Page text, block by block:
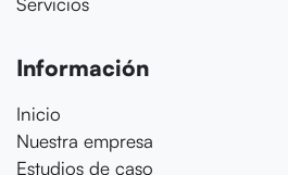
Información
Inicio
Nuestra empresa
Estudios de caso